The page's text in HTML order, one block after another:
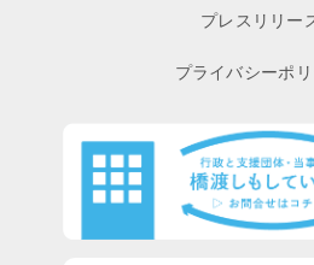
プレスリリー
プライバシーポ